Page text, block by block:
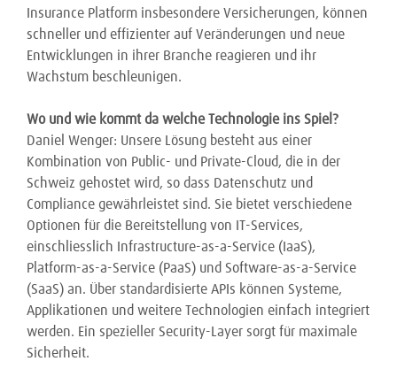
Insurance Platform insbesondere Versicherungen, können
schneller und effizienter auf Veränderungen und neue
Entwicklungen in ihrer Branche reagieren und ihr
Wachstum beschleunigen.
Wo und wie kommt da welche Technologie ins Spiel?
Daniel Wenger: Unsere Lösung besteht aus einer
Kombination von Public- und Private-Cloud, die in der
Schweiz gehostet wird, so dass Datenschutz und
Compliance gewährleistet sind. Sie bietet verschiedene
Optionen für die Bereitstellung von IT-Services,
einschliesslich Infrastructure-as-a-Service (IaaS),
Platform-as-a-Service (PaaS) und Software-as-a-Service
(SaaS) an. Über standardisierte APIs können Systeme,
Applikationen und weitere Technologien einfach integriert
werden. Ein spezieller Security-Layer sorgt für maximale
Sicherheit.